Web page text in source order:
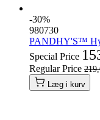
-30%
980730
PANDHY'S™
Special Price
Regular Price
Læg i kurv